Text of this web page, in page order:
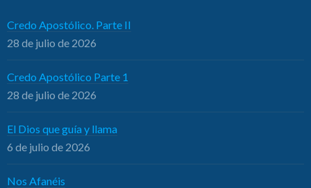
Credo Apostólico. Parte II
28 de julio de 2026
Credo Apostólico Parte 1
28 de julio de 2026
El Dios que guía y llama
6 de julio de 2026
Nos Afanéis